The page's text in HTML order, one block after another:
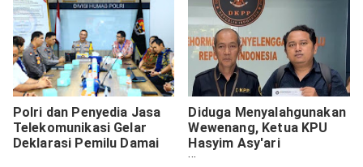
Polri dan Penyedia Jasa
Telekomunikasi Gelar
Deklarasi Pemilu Damai
Diduga Menyalahgunakan
Wewenang, Ketua KPU
Hasyim Asy'ari
Dilaporkan Direktur